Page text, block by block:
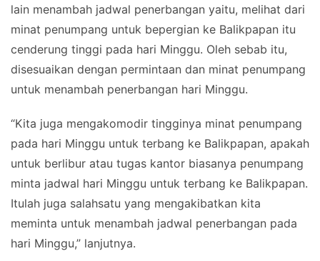
lain menambah jadwal penerbangan yaitu, melihat dari
minat penumpang untuk bepergian ke Balikpapan itu
cenderung tinggi pada hari Minggu. Oleh sebab itu,
disesuaikan dengan permintaan dan minat penumpang
untuk menambah penerbangan hari Minggu.
“Kita juga mengakomodir tingginya minat penumpang
pada hari Minggu untuk terbang ke Balikpapan, apakah
untuk berlibur atau tugas kantor biasanya penumpang
minta jadwal hari Minggu untuk terbang ke Balikpapan.
Itulah juga salahsatu yang mengakibatkan kita
meminta untuk menambah jadwal penerbangan pada
hari Minggu,” lanjutnya.